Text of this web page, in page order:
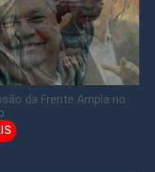
da Frente Ampla no